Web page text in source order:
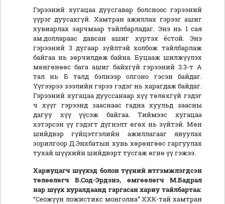
Гэрээний хугацаа дуусгавар болсноос гэрээний
үүрэг дуусахгүй. Хамтран ажиллах гэрээг ашиг
хувиарлах зарчмаар тайлбарладаг. Энэ нь 1 сая
ам.доллараас давсан ашиг хүртэх ёстой. Энэ
гэрээний 3 дугаар зүйлтэй холбож тайлбарлаж
байгаа нь зөрчилдөж байна. Буцааж шилжүүлэх
мөнгөнөөс бага ашиг байхгүй гэрээний 3.3-т А
тал нь Б талд бэлнээр олгоно гэсэн байдаг.
Үүгээрээ зээлийн гэрээ гэдэг нь харагдаж байдаг.
Гэрээний хугацаа дууссанаар хүү төлөхгүй гэдэг
ч хүүг гэрээнд зааснаас гадна хуульд заасны
дагуу хүү үүсэж байгаа. Тиймээс хугацаа
хэтэрсэн үү гэдэгт дүгнэлт өгөх нь зүйтэй. Мөн
шийдвэр гүйцэтгэлийн ажиллагааг явуулах
зорилгоор Д.Энхбатын хувь хөрөнгөөс гаргуулах
тухай шүүхийн шийдвэрт тусгаж өгнө үү гэжээ.
Хариуцагч шүүхэд болон түүний итгэмжлэгдсэн
төлөөлөгч Б.Сод-Эрдэнэ, өмгөөлөгч М.Бадрал
нар шүүх хуралдаанд гаргасанхариутайлбартаа:
“Сеожүүн ложистикс монголиа” ХХК-тай хамтран